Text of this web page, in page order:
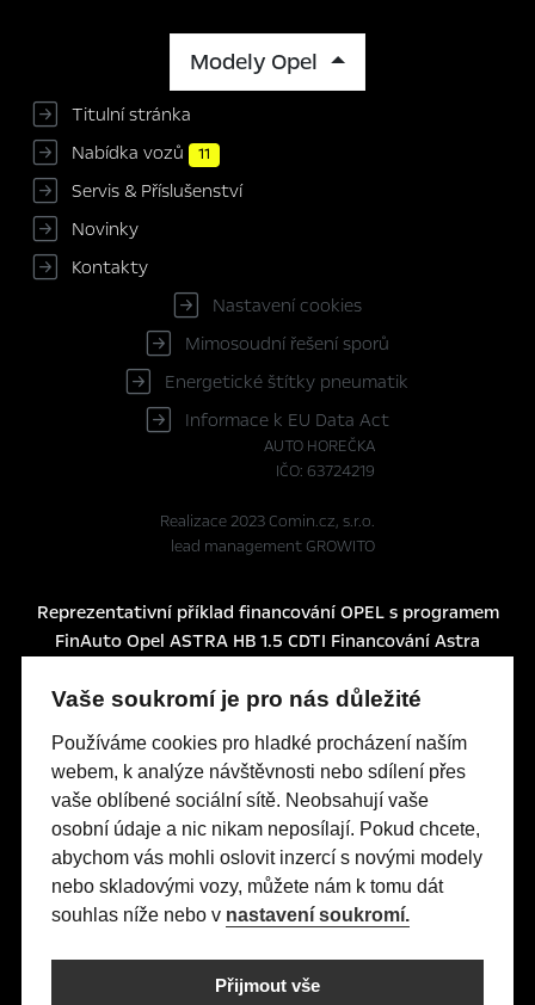
Modely Opel
Titulní stránka
Nabídka vozů
11
Servis & Příslušenství
Novinky
Kontakty
Nastavení cookies
Mimosoudní řešení sporů
Energetické štítky pneumatik
Informace k EU Data Act
AUTO HOREČKA
IČO: 63724219
Realizace 2023 Comin.cz, s.r.o.
lead management GROWITO
Reprezentativní příklad financování OPEL s programem
FinAuto Opel ASTRA HB 1.5 CDTI Financování Astra
s DPH: 579 990 Kč, část ceny hrazená klientem (60%):
pojištění 3.990 Kč, pevná výpůjční úroková sazba: 1,24%
p.a., nabídka je určena pro fyzické osoby podnikatele a
právnické osoby a platí do 30. 6. 2026 nebo do
odvolání.
Tato nabídka je pouze indikativní, není návrhem na
uzavření smlouvy a nelze z ní proto dovozovat
povinnost společnosti uskutečnit jakékoliv transakce.
Poskytovatelem financování je UniCredit Leasing CZ,
a.s., Želetavská 1525/1, 140 10 Praha 4, IČO: 15886492
Vaše soukromí je pro nás důležité
Používáme cookies pro hladké procházení naším
webem, k analýze návštěvnosti nebo sdílení přes
vaše oblíbené sociální sítě. Neobsahují vaše
osobní údaje a nic nikam neposílají. Pokud chcete,
abychom vás mohli oslovit inzercí s novými modely
nebo skladovými vozy, můžete nám k tomu dát
souhlas níže nebo v nastavení soukromí.
Přijmout vše